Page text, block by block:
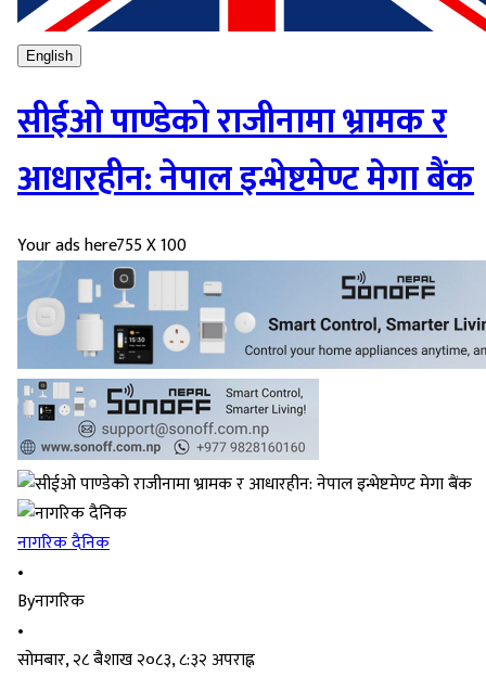
English
सीईओ पाण्डेको राजीनामा भ्रामक र
आधारहीन: नेपाल इन्भेष्टमेण्ट मेगा बैंक
Your ads here755 X 100
नागरिक दैनिक
•
Byनागरिक
•
सोमबार, २८ बैशाख २०८३, ८:३२ अपराह्न